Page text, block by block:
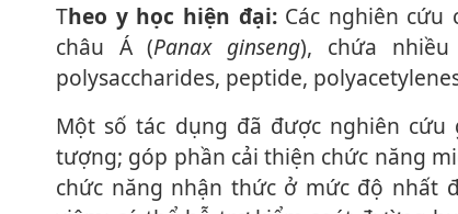
Theo y học hiện đại:Các nghiên cứu
châu Á (Panax ginseng), chứa
polysaccharides, peptide,
Một số tác dụng đã được nghiên cứu gồm: Hỗ trợ giảm mệt mỏi ở một số đối
tượng; góp phần cải thiện chức năng
chức năng nhận thức ở mức độ nhất